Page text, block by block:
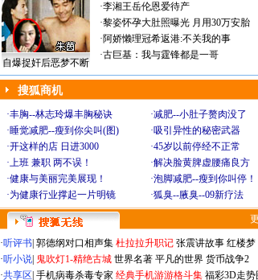
自爆捉奸后恶梦不断
·李湘王岳伦恩爱待产
·黎姿怀孕大肚照曝光 月用30万安胎
·阿娇懒理冠希返港:不关我的事
·古巨基：我与霆锋都是一哥
搜狐商机
·丰胸--林志玲爆丰胸秘诀 ·减肥--小肚子赘肉没了
·睡觉减肥--瘦到你尖叫(图) ·吸引异性的秘密武器
·开这样的店 日进3000 ·45岁以前停经不正常
·上班 兼职 两不误！ ·解决脸黄脾虚腰痛良方
·健康与美丽完美展现！ ·泡脚减肥--瘦到你叫停！
·为健康行业撑起一片明镜 ·狐臭--腋臭--09新疗法
·听评书 郭德纲对口相声集 杜拉拉升职记 张震讲故事 红楼梦
·听小说 鬼吹灯1-精绝古城 世界名著 平凡的世界 货币战争2
·共享区 手机病毒杀毒专家 经典手机游游格斗集 福彩3D走势